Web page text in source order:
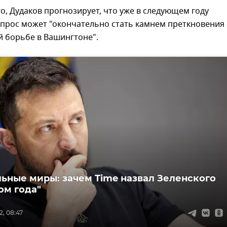
Дудаков прогнозирует, что уже в следующем году
может "окончательно стать камнем преткновения
борьбе в Вашингтоне".
08:47
миры: зачем Time назвал Зеленского
года"